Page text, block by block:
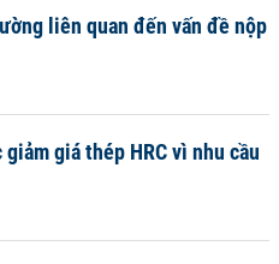
liên quan đến vấn đề nộp
giá thép HRC vì nhu cầu